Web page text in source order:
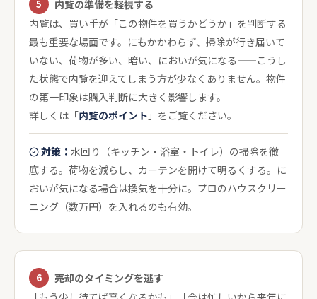
5
内覧の準備を軽視する
内覧は、買い手が「この物件を買うかどうか」を判断する
最も重要な場面です。にもかかわらず、掃除が行き届いて
いない、荷物が多い、暗い、においが気になる——こうし
た状態で内覧を迎えてしまう方が少なくありません。物件
の第一印象は購入判断に大きく影響します。
詳しくは「内覧のポイント 」をご覧ください。
対策： 水回り（キッチン・浴室・トイレ）の掃除を徹
底する。荷物を減らし、カーテンを開けて明るくする。に
おいが気になる場合は換気を十分に。プロのハウスクリー
ニング（数万円）を入れるのも有効。
6
売却のタイミングを逃す